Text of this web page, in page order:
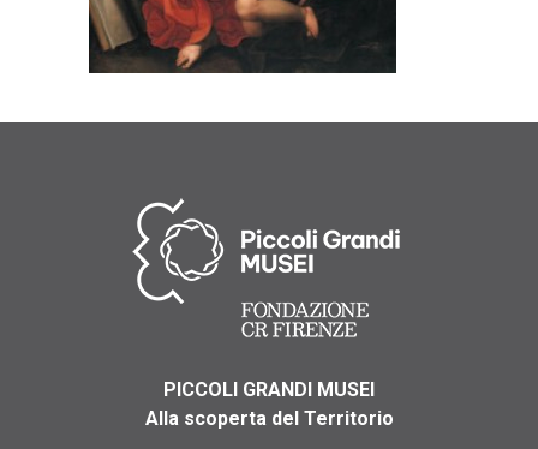
PICCOLI GRANDI MUSEI
Alla scoperta del Territorio